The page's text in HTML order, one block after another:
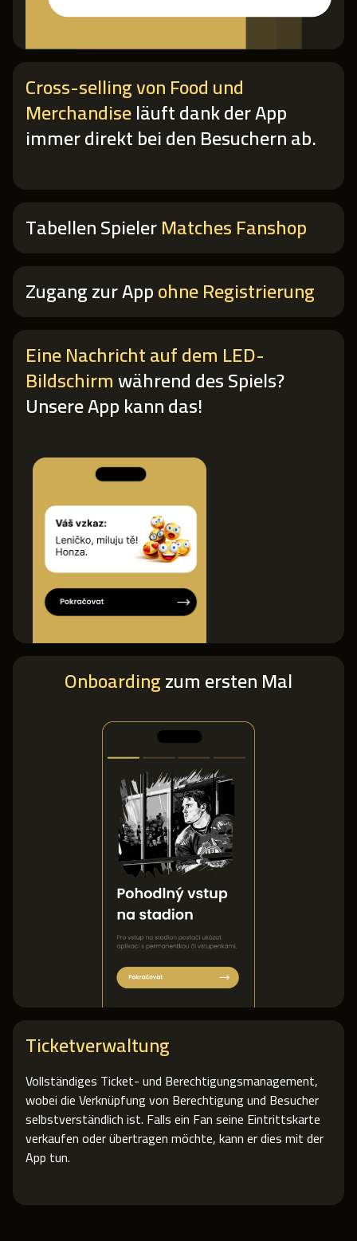
Cross-selling von Food und
Merchandiseläuft dank der App
immer direkt bei den Besuchern ab.
TabellenSpielerMatchesFanshop
Zugang zur Appohne Registrierung
Eine Nachricht auf dem LED-
Bildschirmwährend des Spiels?
Unsere App kann das!
Onboardingzum ersten Mal
Ticketverwaltung
Vollständiges Ticket- und Berechtigungsmanagement,
wobei die Verknüpfung von Berechtigung und Besucher
selbstverständlich ist. Falls ein Fan seine Eintrittskarte
verkaufen oder übertragen möchte, kann er dies mit der
App tun.